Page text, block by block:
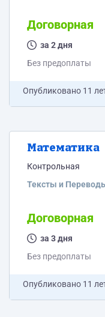
переделать
по кредитам,
пересчитать
Договорная
за 2 дня
Без предоплаты
Опубликовано 11
Математика
Контрольная
Тексты и
Договорная
за 3 дня
Без предоплаты
Опубликовано 11